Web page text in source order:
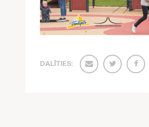
DALĪTIES: